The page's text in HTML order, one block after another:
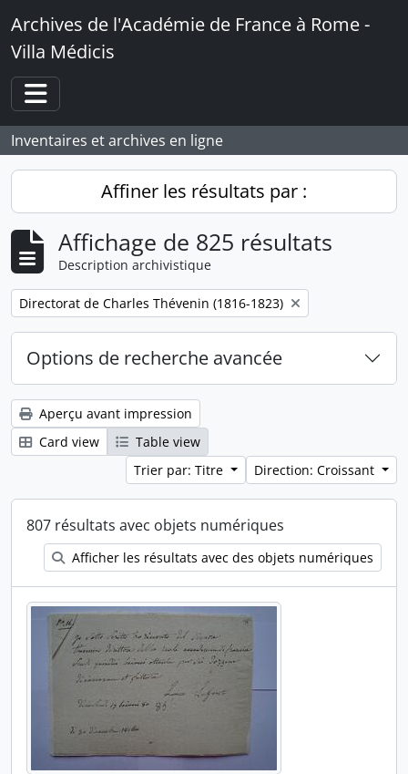
Skip to main content
Archives de l'Académie de France à Rome -
Villa Médicis
Toggle navigation
Inventaires et archives en ligne
Affiner les résultats par :
Affichage de 825 résultats
Description archivistique
Remove filter:
Directorat de Charles Thévenin (1816-1823)
Options de recherche avancée
Aperçu avant impression
Card view
Table view
Trier par: Titre
Direction: Croissant
807 résultats avec objets numériques
Afficher les résultats avec des objets numériques